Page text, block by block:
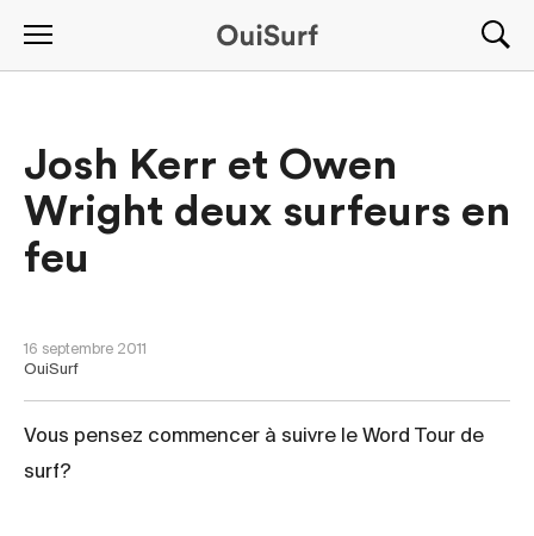
Josh Kerr et Owen
Wright deux surfeurs en
feu
16 septembre 2011
OuiSurf
Vous pensez commencer à suivre le Word Tour de
surf?